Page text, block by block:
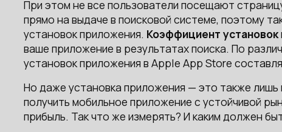
При этом не все пользователи посещают
прямо на выдаче в поисковой системе, поэтому
установок приложения. Коэффициент установок
ваше приложение в результатах поиска. По
установок приложения в Apple App Store
Но даже установка приложения — это также
получить мобильное приложение с устойчивой
прибыль. Так что же измерять? И каким должен